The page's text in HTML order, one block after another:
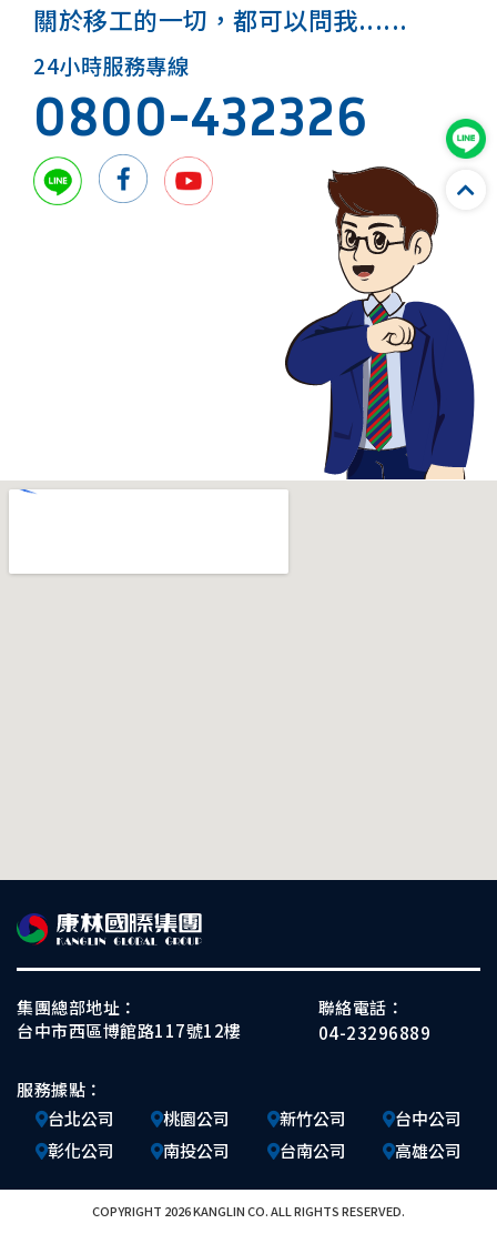
關於移工的一切，都可以問我......
24小時服務專線
0800-432326
集團總部地址：
台中市西區博館路117號12樓
聯絡電話：
04-23296889
服務據點：
台北公司
桃園公司 新竹公司
台中公司
彰化公司
南投公司 台南公司 高雄公司
COPYRIGHT 2026 KANGLIN CO. ALL RIGHTS RESERVED.